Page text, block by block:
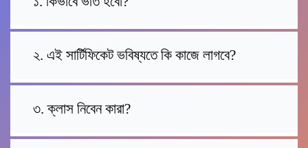
২. এই সার্টিফিকেট ভবিষ্যতে কি কাজে লাগবে?
৩. ক্লাস নিবেন কারা?